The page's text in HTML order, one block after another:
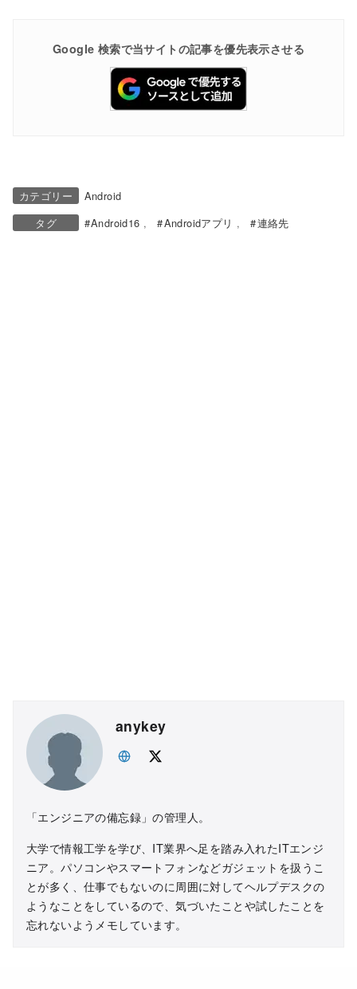
Google 検索で当サイトの記事を優先表示させる
カテゴリー
Android
タグ
Android16 Androidアプリ 連絡先
anykey
「エンジニアの備忘録」の管理人。
大学で情報工学を学び、IT業界へ足を踏み入れたITエンジ
ニア。パソコンやスマートフォンなどガジェットを扱うこ
とが多く、仕事でもないのに周囲に対してヘルプデスクの
ようなことをしているので、気づいたことや試したことを
忘れないようメモしています。